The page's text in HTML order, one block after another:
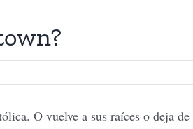
O vuelve a sus raíces o deja de